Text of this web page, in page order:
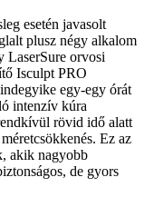
esetén javasolt
plusz négy alkalom
LaserSure orvosi
Isculpt PRO
egy-egy órát
intenzív kúra
rövid idő alatt
Ez az
akik nagyobb
de gyors